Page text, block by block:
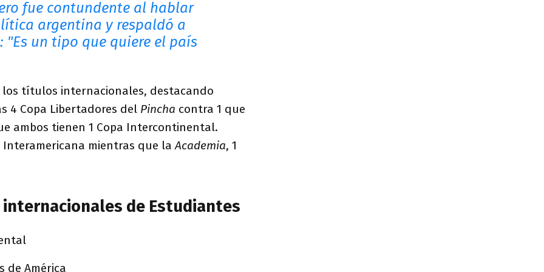
fue contundente al hablar
argentina y respaldó a
"Es un tipo que quiere el país
títulos internacionales, destacando
4 Copa Libertadores del Pincha contra 1 que
ambos tienen 1 Copa Intercontinental.
Interamericana mientras que la Academia, 1
de Estudiantes
de América